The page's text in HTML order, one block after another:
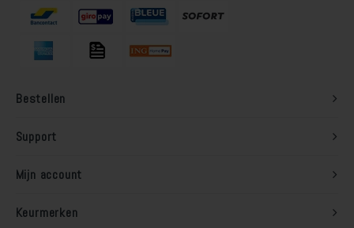
Bestellen
Support
Mijn account
Keurmerken